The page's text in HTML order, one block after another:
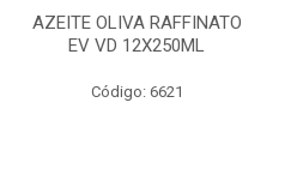
AZEITE OLIVA RAFFINATO
EV VD 12X250ML
Código: 6621